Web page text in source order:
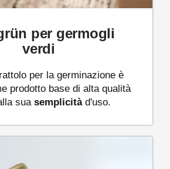
per germogli
verdi
per la germinazione è
prodotto base di alta qualità
sua semplicitàd'uso.